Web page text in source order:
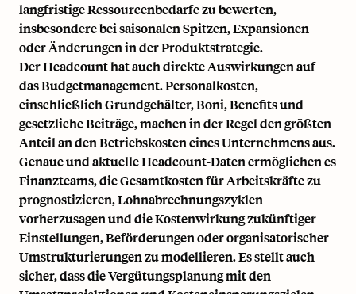
langfristige Ressourcenbedarfe zu bewerten,
insbesondere bei saisonalen Spitzen, Expansionen
oder Änderungen in der Produktstrategie.
Der Headcount hat auch direkte Auswirkungen auf
das Budgetmanagement. Personalkosten,
einschließlichGrundgehälter, Boni, Benefits und
gesetzliche Beiträge, machen in der Regel den größten
Anteil an den Betriebskosten eines Unternehmens aus.
Genaue und aktuelle Headcount-Daten ermöglichen es
Finanzteams, die Gesamtkosten für Arbeitskräfte zu
prognostizieren,Lohnabrechnungszyklen
vorherzusagen und die Kostenwirkung zukünftiger
Einstellungen, Beförderungen oder organisatorischer
Umstrukturierungen zu modellieren. Es stellt auch
sicher, dass die Vergütungsplanung mit den